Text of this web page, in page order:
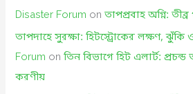
Disaster Forum onতাপপ্রবাহ অগ্নি:
তাপদাহে সুরক্ষা: হিটস্ট্রোকের লক্ষণ, ঝুঁকি
Forum onতিন বিভাগে হিট এলার্ট:
করণীয়